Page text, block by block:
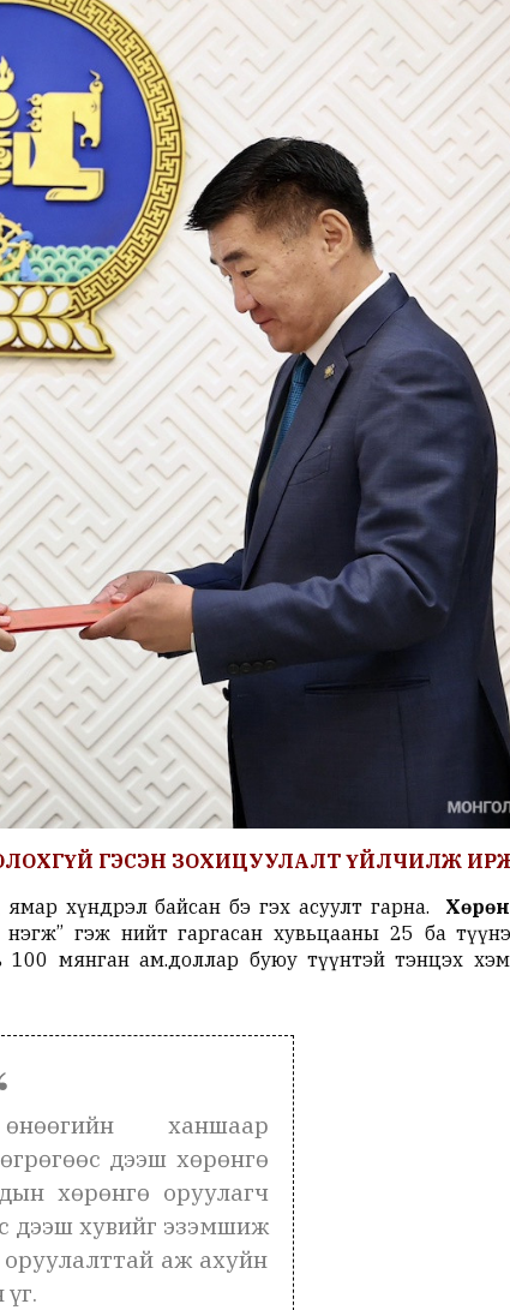
ГЭСЭН ЗОХИЦУУЛАЛТ ҮЙЛЧИЛЖ
хүндрэл байсан бэ гэх асуулт гарна.
гэж нийт гаргасан хувьцааны 25 ба
мянган ам.доллар буюу түүнтэй тэнцэх
ханшаар
дээш хөрөнгө
хөрөнгө оруулагч
дээш хувийг эзэмшиж
аж ахуйн